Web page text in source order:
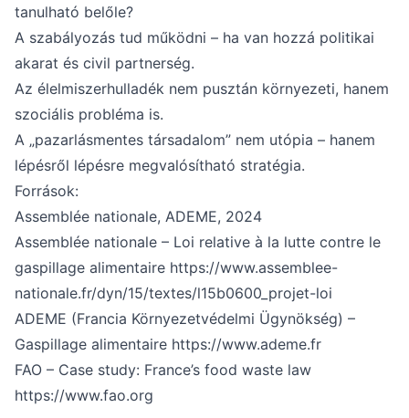
tanulható belőle?
A szabályozás tud működni – ha van hozzá politikai
akarat és civil partnerség.
Az élelmiszerhulladék nem pusztán környezeti, hanem
szociális probléma is.
A „pazarlásmentes társadalom” nem utópia – hanem
lépésről lépésre megvalósítható stratégia.
Források:
Assemblée nationale, ADEME, 2024
Assemblée nationale – Loi relative à la lutte contre le
gaspillage alimentaire https://www.assemblee-
nationale.fr/dyn/15/textes/l15b0600_projet-loi
ADEME (Francia Környezetvédelmi Ügynökség) –
Gaspillage alimentaire https://www.ademe.fr
FAO – Case study: France’s food waste law
https://www.fao.org